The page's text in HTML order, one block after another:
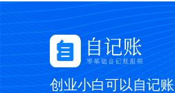
创业小白可以自记账